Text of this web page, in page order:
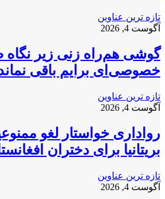
تازه ترین عناوین
آگوست 4, 2026
گوشی هم‌راه زنی زیر نگاه
خصوصی‌ای برایم باقی
تازه ترین عناوین
آگوست 4, 2026
رواداری خواستار لغو
بریتانیا برای دختران
تازه ترین عناوین
آگوست 4, 2026